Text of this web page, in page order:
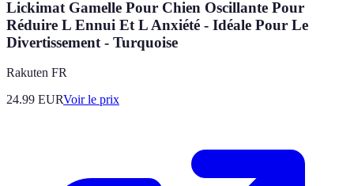
Lickimat Gamelle Pour Chien Oscillante Pour
Réduire L Ennui Et L Anxiété - Idéale Pour Le
Divertissement - Turquoise
Rakuten FR
24.99 EURVoir le prix